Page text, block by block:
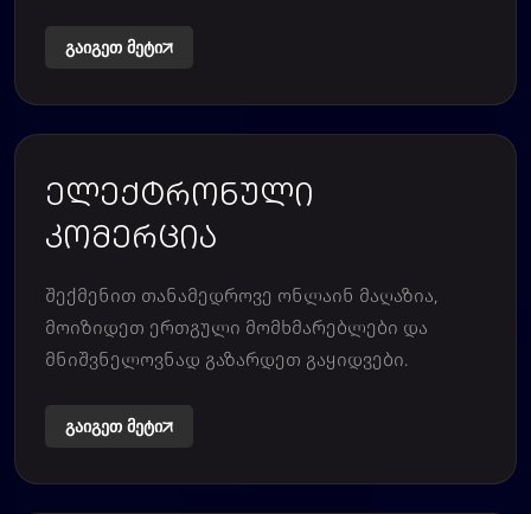
გაიგეთ მეტი
ელექტრონული
კომერცია
შექმენით თანამედროვე ონლაინ მაღაზია,
მოიზიდეთ ერთგული მომხმარებლები და
მნიშვნელოვნად გაზარდეთ გაყიდვები.
გაიგეთ მეტი